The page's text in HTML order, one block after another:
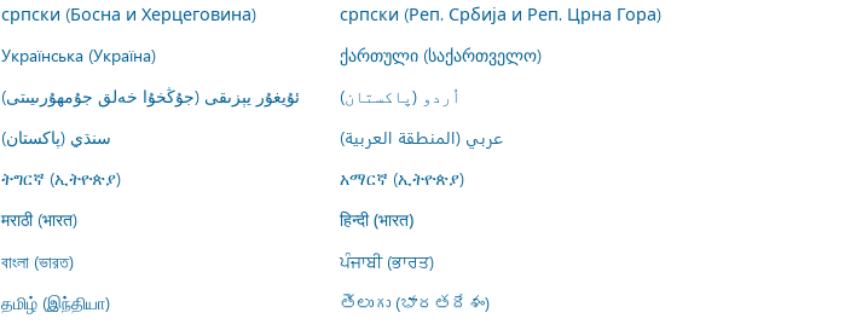
српски (Босна и Херцеговина)
српски (Реп. Србија и Реп. Црна Гора)
Українська (Україна)
ქართული (საქართველო)
ئۇيغۇر يېزىقى (جۇڭخۇا خەلق جۇمھۇرىيىتى)
اُردو (پاکستان)
سنڌي (پاکستان)
عربي (المنطقة العربية)
ትግርኛ (ኢትዮጵያ) አማርኛ (ኢትዮጵያ)
मराठी (भारत) हिन्दी (भारत)
বাংলা (ভারত)
ਪੰਜਾਬੀ (ਭਾਰਤ)
தமிழ் (இந்தியா)
తెలుగు (భారతదేశం)